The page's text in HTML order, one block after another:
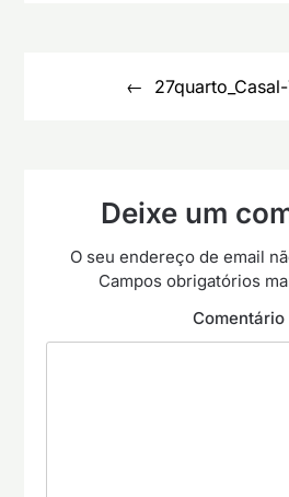
Deixe um
O seu endereço de email
Campos obrigatórios
Comentário